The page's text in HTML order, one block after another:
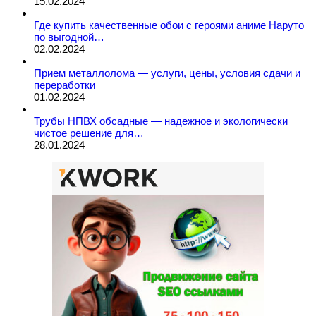
Где купить качественные обои с героями аниме Наруто
по выгодной…
02.02.2024
Прием металлолома — услуги, цены, условия сдачи и
переработки
01.02.2024
Трубы НПВХ обсадные — надежное и экологически
чистое решение для…
28.01.2024